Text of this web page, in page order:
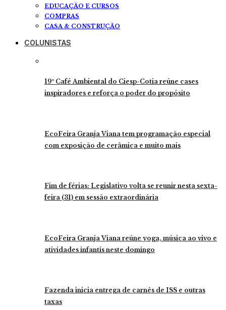
EDUCAÇÃO E CURSOS
COMPRAS
CASA & CONSTRUÇÃO
COLUNISTAS
19º Café Ambiental do Ciesp-Cotia reúne cases
inspiradores e reforça o poder do propósito
EcoFeira Granja Viana tem programação especial
com exposição de cerâmica e muito mais
Fim de férias: Legislativo volta se reunir nesta sexta-
feira (31) em sessão extraordinária
EcoFeira Granja Viana reúne yoga, música ao vivo e
atividades infantis neste domingo
Fazenda inicia entrega de carnês de ISS e outras
taxas